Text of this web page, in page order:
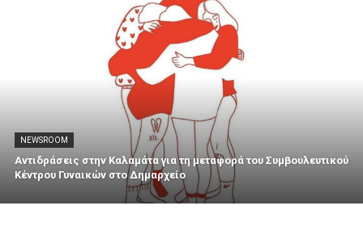
NEWSROOM
Αντιδράσεις στην Καλαμάτα για τη μεταφορά του Συμβουλευτικού
Κέντρου Γυναικών στο Δημαρχείο